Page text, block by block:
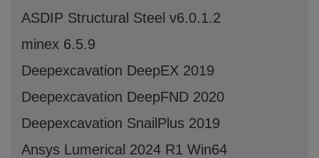
ASDIP Structural Steel v6.0.1.2
minex 6.5.9
Deepexcavation DeepEX 2019
Deepexcavation DeepFND 2020
Deepexcavation SnailPlus 2019
Ansys Lumerical 2024 R1 Win64